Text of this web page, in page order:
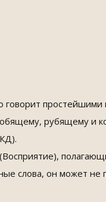
говорит
рубящему и
слова, он может не